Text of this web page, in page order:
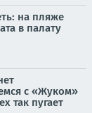
на пляже
в палату
с «Жуком»
так пугает